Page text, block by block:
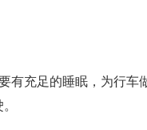
有充足的睡眠，为行车